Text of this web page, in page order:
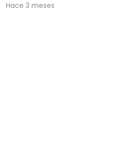
Hace 3 meses